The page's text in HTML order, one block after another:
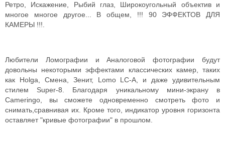
Ретро, Искажение, Рыбий глаз, Широкоугольный объектив и
многое многое другое... В общем, !!! 90 ЭФФЕКТОВ ДЛЯ
КАМЕРЫ !!!.
Любители Ломографии и Аналоговой фотографии будут
довольны некоторыми эффектами классических камер, таких
как Holga, Смена, Зенит, Lomo LC-А, и даже удивительным
стилем Super-8. Благодаря уникальному мини-экрану в
Cameringo, вы сможете одновременно смотреть фото и
снимать,сравнивая их. Кроме того, индикатор уровня горизонта
оставляет "кривые фотографии" в прошлом.